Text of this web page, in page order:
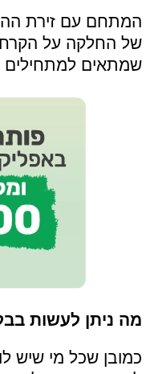
המתחם עם זירת
של החלקה על
שמתאים למתחילים
מה ניתן לעשות
כמובן שכל מי שיש